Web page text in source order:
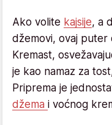
Ako volite kajsije, a
džemovi, ovaj puter
Kremast,
je kao namaz za
Priprema je
džema i voćnog